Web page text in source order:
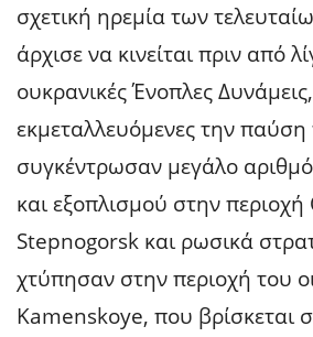
σχετική ηρεμία των
άρχισε να κινείται πριν από
ουκρανικές Ένοπλες Δυνάμεις,
εκμεταλλευόμενες την
συγκέντρωσαν μεγάλο
και εξοπλισμού στην
Stepnogorsk και ρωσικά
χτύπησαν στην περιοχή του
Kamenskoye, που βρίσκεται